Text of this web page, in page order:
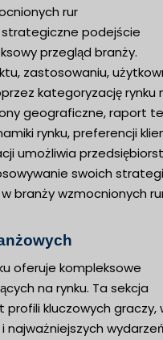
rur
podejście
przegląd branży.
zastosowaniu,
kategoryzację rynku
geograficzne, raport
rynku, preferencji
umożliwia
swoich
branży wzmocnionych
oferuje kompleksowe
na rynku. Ta sekcja
kluczowych graczy,
najważniejszych